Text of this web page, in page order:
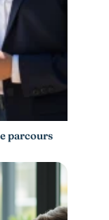
parcours